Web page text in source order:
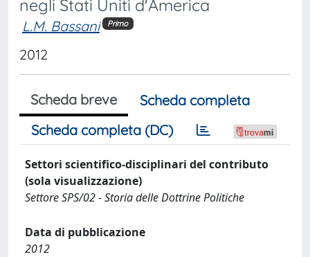
negli Stati Uniti d'America
L.M. Bassani Primo
2012
Scheda breve
Scheda completa
Scheda completa (DC)
Settori scientifico-disciplinari del contributo
(sola visualizzazione)
Settore SPS/02 - Storia delle Dottrine Politiche
Data di pubblicazione
2012